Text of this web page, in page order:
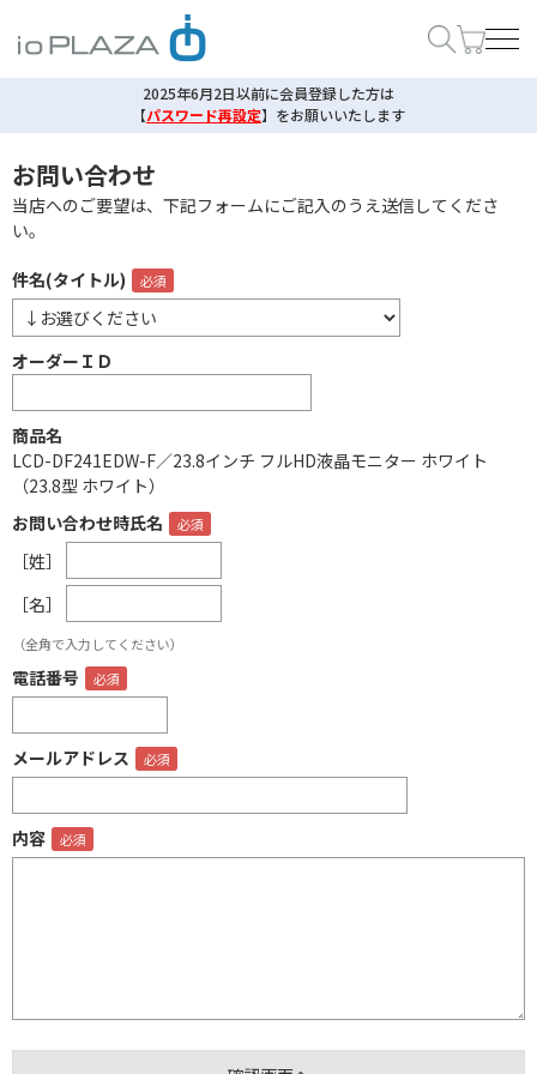
2025年6月2日以前に会員登録した方は
【パスワード再設定】 をお願いいたします
お問い合わせ
当店へのご要望は、下記フォームにご記入のうえ送信してくださ
い。
件名(タイトル)
オーダーＩＤ
商品名
LCD-DF241EDW-F／23.8インチ フルHD液晶モニター ホワイト
（23.8型 ホワイト）
お問い合わせ時氏名
［姓］
［名］
（全角で入力してください）
電話番号
メールアドレス
内容